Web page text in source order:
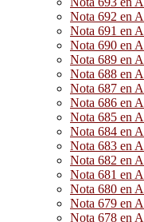
Nota 692 en
Nota 691 en
Nota 690 en
Nota 689 en
Nota 688 en
Nota 687 en
Nota 686 en
Nota 685 en
Nota 684 en
Nota 683 en
Nota 682 en
Nota 681 en
Nota 680 en
Nota 679 en
Nota 678 en